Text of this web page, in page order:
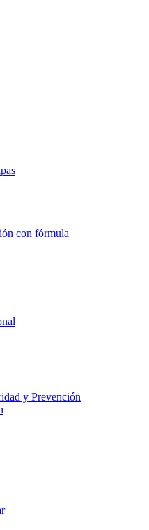
con fórmula
y Prevención